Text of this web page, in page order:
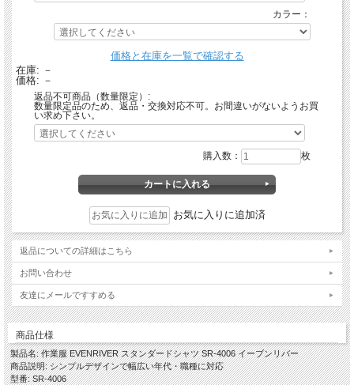
カラー：
価格と在庫を一覧で確認する
在庫: －
価格: －
返品不可商品（数量限定）:
数量限定品のため、返品・交換対応不可。お間違いがないようお買
い求め下さい。
購入数： 枚
お気に入りに追加済
返品についての詳細はこちら
お問い合わせ
友達にメールですすめる
商品仕様
製品名: 作業服 EVENRIVER スタンダードシャツ SR-4006 イーブンリバー
商品説明: シンプルデザインで幅広い年代・職種に対応
型番: SR-4006